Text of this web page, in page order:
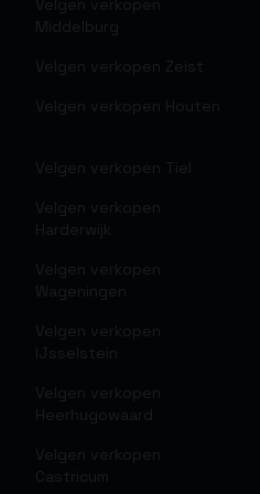
Velgen verkopen
Middelburg
Velgen verkopen Zeist
Velgen verkopen Houten
Velgen verkopen Tiel
Velgen verkopen
Harderwijk
Velgen verkopen
Wageningen
Velgen verkopen
IJsselstein
Velgen verkopen
Heerhugowaard
Velgen verkopen
Castricum